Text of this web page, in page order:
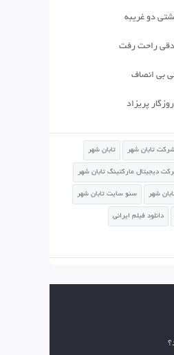
دو غریبه
راحت رفت
بی انصاف
پریزاد
تابان شهر تابان شهر
دیجیتال مارکتینگ تابان شهر
شهر سئو سایت تابان شهر
دانلود فیلم ایرانی